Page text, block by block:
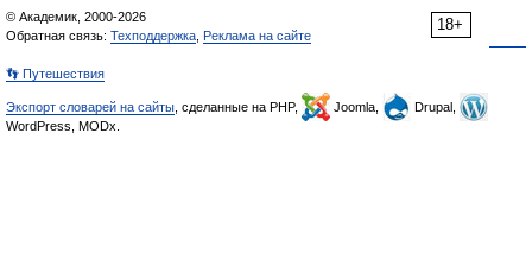
18+
© Академик, 2000-2026
Обратная связь: Техподдержка Реклама на сайте
👣 Путешествия
Экспорт словарей на сайты , сделанные на PHP, Joomla,
Drupal,
WordPress, MODx.